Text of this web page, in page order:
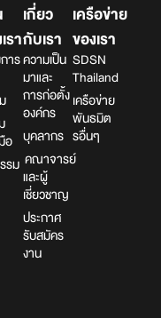
รา
าร
อ
รม
เกี่ยว
กับเรา
ความเป็น
มาและ
การก่อตั้ง
องค์กร
บุคลากร
คณาจารย์
และผู้
เชี่ยวชาญ
ประกาศ
รับสมัคร
งาน
เครือข่าย
ของเรา
SDSN
Thailand
เครือข่าย
พันธมิต
รอื่นๆ